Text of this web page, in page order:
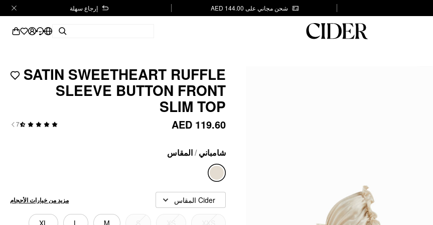
شحن مجاني على AED 144.00 إرجاع سهلة
SATIN SWEETHEART RUFFLE
SLEEVE BUTTON FRONT
SLIM TOP
AED 119.60
7
شامباني /المقاس
Cider المقاس مزيد من خيارات الأحجام
M
L
XL